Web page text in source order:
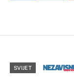
SVIJET